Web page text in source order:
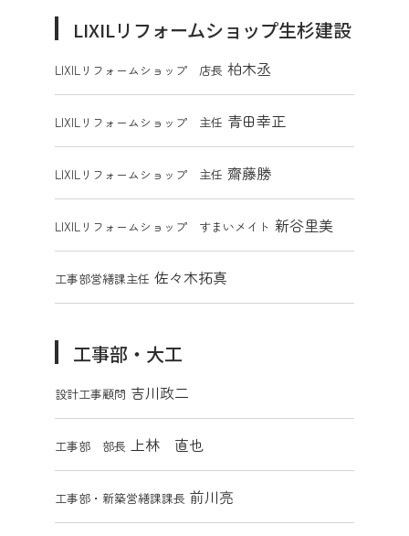
LIXILリフォームショップ生杉建設
LIXILリフォームショップ 店長 柏木丞
LIXILリフォームショップ 主任 青田幸正
LIXILリフォームショップ 主任 齋藤勝
LIXILリフォームショップ すまいメイト 新谷里美
工事部営繕課主任 佐々木拓真
工事部・大工
設計工事顧問 吉川政二
工事部 部長 上林 直也
工事部・新築営繕課課長 前川亮